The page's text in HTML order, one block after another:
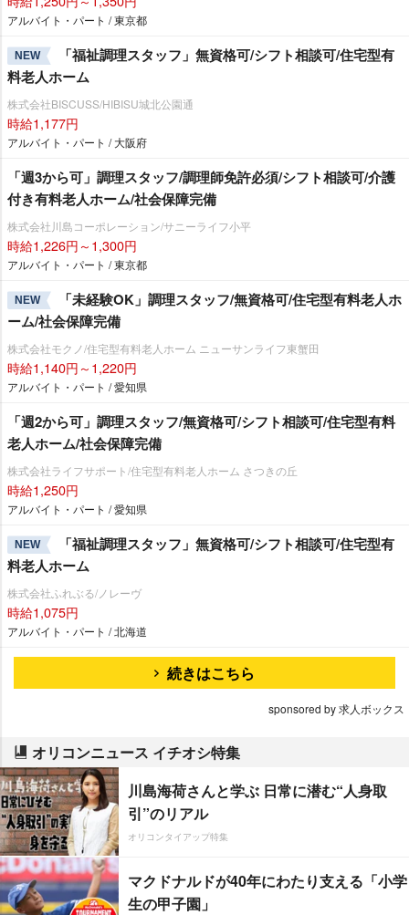
アルバイト・パート / 東京都
NEW
「福祉調理スタッフ」無資格可/シフト相談可/住宅型有
料老人ホーム
株式会社BISCUSS/HIBISU城北公園通
時給1,177円
アルバイト・パート / 大阪府
「週3から可」調理スタッフ/調理師免許必須/シフト相談可/介護
付き有料老人ホーム/社会保障完備
株式会社川島コーポレーション/サニーライフ小平
時給1,226円～1,300円
アルバイト・パート / 東京都
NEW
「未経験OK」調理スタッフ/無資格可/住宅型有料老人ホ
ーム/社会保障完備
株式会社モクノ/住宅型有料老人ホーム ニューサンライフ東蟹田
時給1,140円～1,220円
アルバイト・パート / 愛知県
「週2から可」調理スタッフ/無資格可/シフト相談可/住宅型有料
老人ホーム/社会保障完備
株式会社ライフサポート/住宅型有料老人ホーム さつきの丘
時給1,250円
アルバイト・パート / 愛知県
NEW
「福祉調理スタッフ」無資格可/シフト相談可/住宅型有
料老人ホーム
株式会社ふれぶる/ノレーヴ
時給1,075円
アルバイト・パート / 北海道
続きはこちら
sponsored by 求人ボックス
オリコンニュース イチオシ特集
川島海荷さんと学ぶ 日常に潜む“人身取
引”のリアル
オリコンタイアップ特集
マクドナルドが40年にわたり支える「小学
生の甲子園」